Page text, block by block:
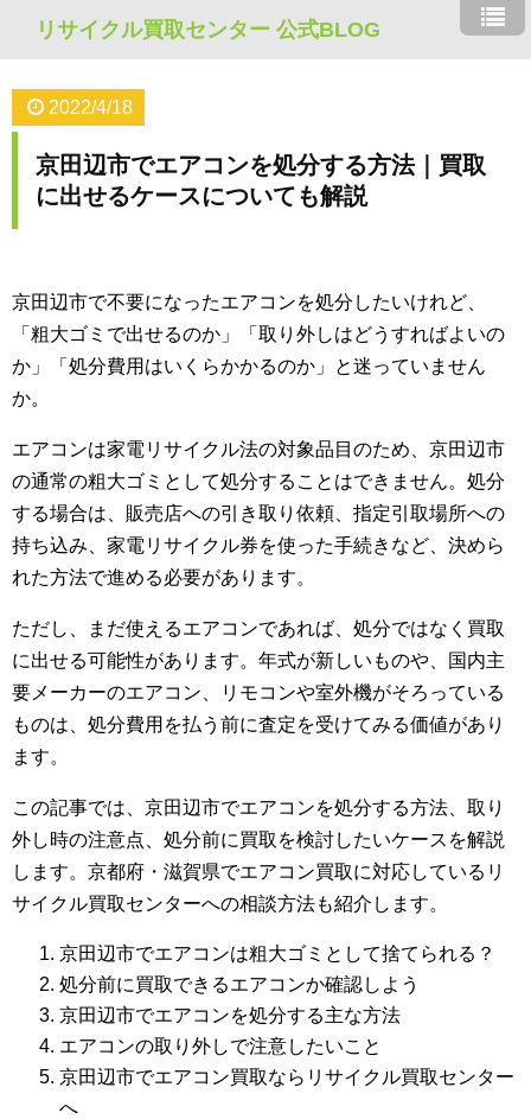
リサイクル買取センター 公式BLOG
2022/4/18
京田辺市でエアコンを処分する方法｜買取
に出せるケースについても解説
京田辺市で不要になったエアコンを処分したいけれど、
「粗大ゴミで出せるのか」「取り外しはどうすればよいの
か」「処分費用はいくらかかるのか」と迷っていません
か。
エアコンは家電リサイクル法の対象品目のため、京田辺市
の通常の粗大ゴミとして処分することはできません。処分
する場合は、販売店への引き取り依頼、指定引取場所への
持ち込み、家電リサイクル券を使った手続きなど、決めら
れた方法で進める必要があります。
ただし、まだ使えるエアコンであれば、処分ではなく買取
に出せる可能性があります。年式が新しいものや、国内主
要メーカーのエアコン、リモコンや室外機がそろっている
ものは、処分費用を払う前に査定を受けてみる価値があり
ます。
この記事では、京田辺市でエアコンを処分する方法、取り
外し時の注意点、処分前に買取を検討したいケースを解説
します。京都府・滋賀県でエアコン買取に対応しているリ
サイクル買取センターへの相談方法も紹介します。
京田辺市でエアコンは粗大ゴミとして捨てられる？
処分前に買取できるエアコンか確認しよう
京田辺市でエアコンを処分する主な方法
エアコンの取り外しで注意したいこと
京田辺市でエアコン買取ならリサイクル買取センター
へ